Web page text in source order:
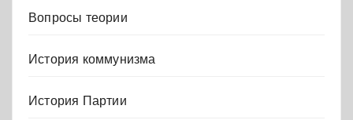
Вопросы теории
История коммунизма
История Партии